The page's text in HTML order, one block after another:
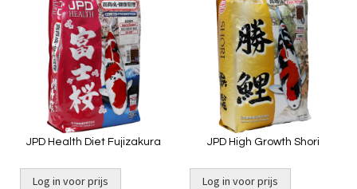
JPD Health Diet Fujizakura
Log in voor prijs
JPD High Growth Shori
Log in voor prijs